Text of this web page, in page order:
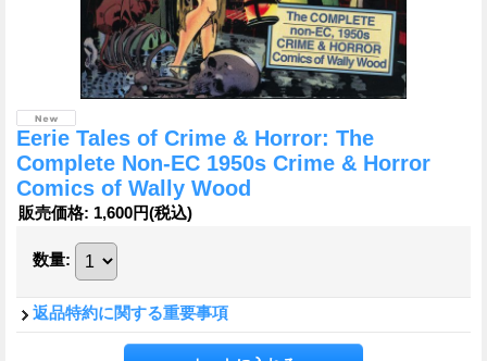
Eerie Tales of Crime & Horror: The
Complete Non-EC 1950s Crime & Horror
Comics of Wally Wood
販売価格: 1,600円(税込)
数量:
返品特約に関する重要事項